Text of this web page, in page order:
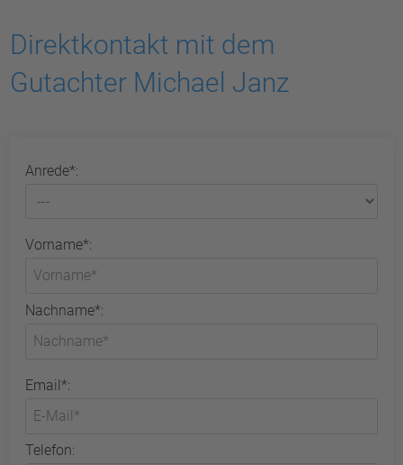
Direktkontakt mit dem
Gutachter Michael Janz
Anrede*:
Vorname*:
Nachname*:
Email*:
Telefon: